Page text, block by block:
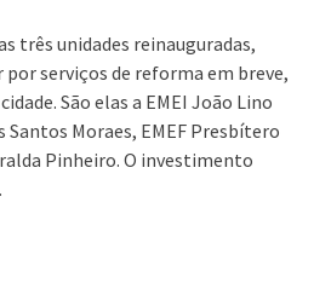
três unidades reinauguradas,
serviços de reforma em breve,
São elas a EMEI João Lino
Santos Moraes, EMEF Presbítero
Pinheiro. O investimento